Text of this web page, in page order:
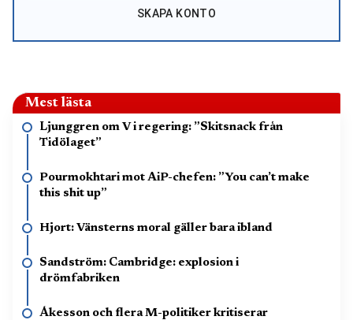
SKAPA KONTO
Mest lästa
Ljunggren om V i regering: ”Skitsnack från
Tidölaget”
Pourmokhtari mot AiP-chefen: ”You can’t make
this shit up”
Hjort: Vänsterns moral gäller bara ibland
Sandström: Cambridge: explosion i
drömfabriken
Åkesson och flera M-politiker kritiserar